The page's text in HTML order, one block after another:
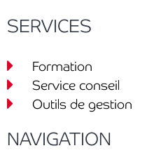
SERVICES
Formation
Service conseil
Outils de gestion
NAVIGATION